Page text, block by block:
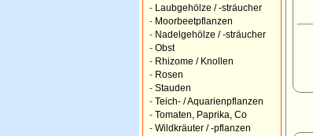
-
Laubgehölze / -sträucher
- Moorbeetpflanzen
- Nadelgehölze / -sträucher
- Obst
- Rhizome / Knollen
- Rosen
- Stauden
- Teich- / Aquarienpflanzen
- Tomaten, Paprika, Co
- Wildkräuter / -pflanzen